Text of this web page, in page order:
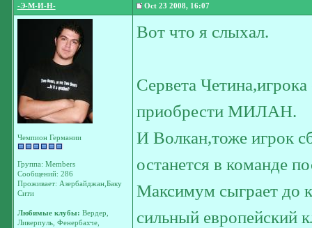
-Э-М-И-Н- Oct 23 2008, 16:07
Чемпион Германии
Группа: Members
Сообщений: 286
Проживает: Азербайджан,Баку
Сити
Любимые клубы: Вердер,
Ливерпуль, Фенербахче,
Вот что я слыхал.
Сервета
приобрести МИЛАН.
И Волкан,тоже игрок
останется в команде
Максимум сыграет до
сильный европейский